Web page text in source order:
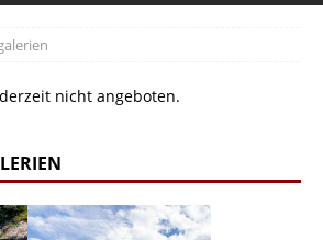
nicht angeboten.